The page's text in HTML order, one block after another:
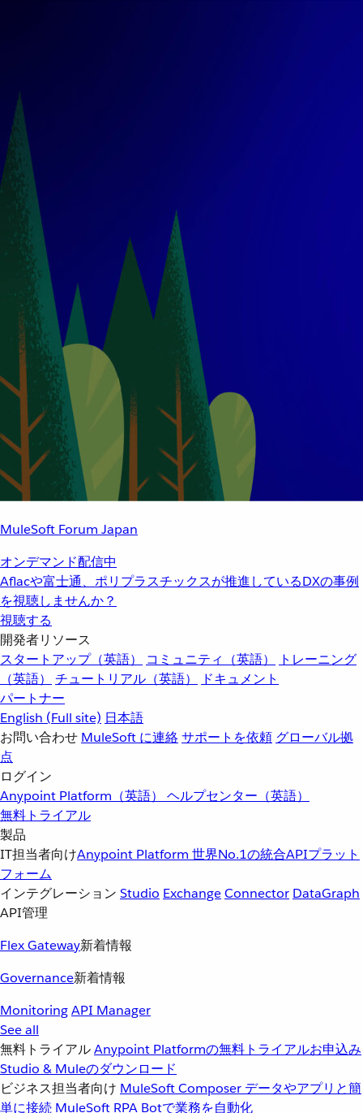
MuleSoft Forum Japan
オンデマンド配信中
Aflacや富士通、ポリプラスチックスが推進しているDXの事例
を視聴しませんか？
視聴する
開発者リソース
スタートアップ（英語）
コミュニティ（英語）
トレーニング
（英語）
チュートリアル（英語）
ドキュメント
パートナー
English (Full site) 日本語
お問い合わせ MuleSoft に連絡サポートを依頼 グローバル拠
点
ログイン
Anypoint Platform（英語） ヘルプセンター（英語）
無料トライアル
製品
IT担当者向けAnypoint Platform 世界No.1の統合APIプラット
フォーム
インテグレーション Studio ExchangeConnector DataGraph
API管理
Flex Gateway新着情報
Governance新着情報
MonitoringAPI Manager
See all
無料トライアルAnypoint Platformの無料トライアルお申込み
Studio & Muleのダウンロード
ビジネス担当者向け MuleSoft Composer データやアプリと簡
単に接続 MuleSoft RPA Botで業務を自動化